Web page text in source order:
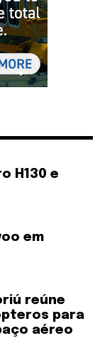
H130 e
em
reúne
para
aéreo